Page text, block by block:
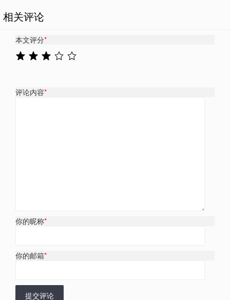
相关评论
本文评分*
评论内容*
你的昵称*
你的邮箱*
提交评论